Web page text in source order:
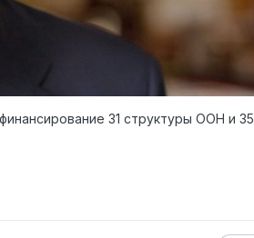
31 структуры ООН и 35